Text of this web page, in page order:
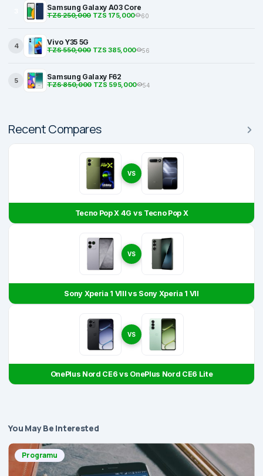
Samsung Galaxy A03 Core
TZS 250,000TZS 175,000 60
4 Vivo Y35 5G
TZS 550,000TZS 385,000 56
5 Samsung Galaxy F62
TZS 850,000TZS 595,000 54
Recent Compares
VS
Tecno Pop X 4G vs Tecno Pop X
VS
Sony Xperia 1 VIII vs Sony Xperia 1 VII
VS
OnePlus Nord CE6 vs OnePlus Nord CE6 Lite
You May Be Interested
Programu